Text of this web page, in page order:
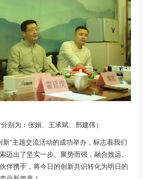
分别为：张娟、王承斌、邢建伟）
”主题交流活动的成功举办，标志着我们
迈出了坚实一步。聚势而强，融合致远。
伴携手，将今日的创新共识转化为明日的